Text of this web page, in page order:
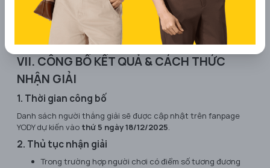
Mọi quyết định của BTC là quyết định cuối cùng.
Tất cả comment sau thời gian quy định đều được tính là
không hợp lệ.
VII. CÔNG BỐ KẾT QUẢ & CÁCH THỨC
NHẬN GIẢI
1. Thời gian công bố
Danh sách người thắng giải sẽ được cập nhật trên fanpage
YODY dự kiến vào thứ 5 ngày 18/12/2025
2. Thủ tục nhận giải
Trong trường hợp người chơi có điểm số tương đương